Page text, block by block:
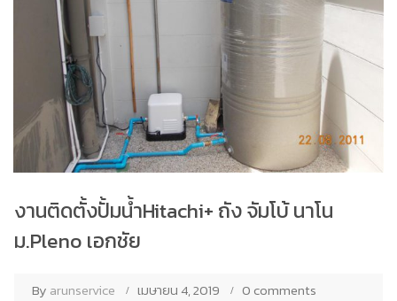
งานติดตั้งปั้มน้ำHitachi+ ถัง จัมโบ้ นาโน
ม.Pleno เอกชัย
By arunservice เมษายน 4, 2019 0 comments